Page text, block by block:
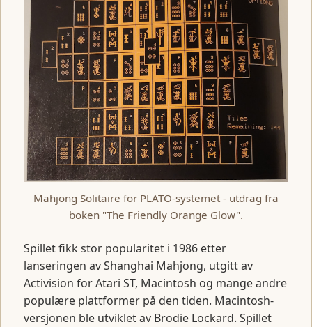
Mahjong Solitaire for PLATO-systemet - utdrag fra
boken "The Friendly Orange Glow".
Spillet fikk stor popularitet i 1986 etter
lanseringen avShanghai Mahjong, utgitt av
Activision for Atari ST, Macintosh og mange andre
populære plattformer på den tiden. Macintosh-
versjonen ble utviklet av Brodie Lockard. Spillet